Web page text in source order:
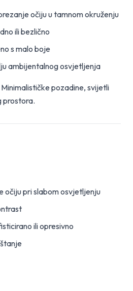
očiju u tamnom okruženju
ili bezlično
s malo boje
ambijentalnog osvjetljenja
Minimalističke pozadine, svijetli
prostora.
očiju pri slabom osvjetljenju
ili opresivno